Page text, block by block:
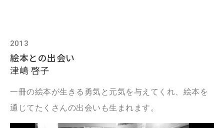
2013
絵本との出会い
津嶋 啓子
一冊の絵本が生きる勇気と元気を与えてくれ、絵本を
通じてたくさんの出会いも生まれます。